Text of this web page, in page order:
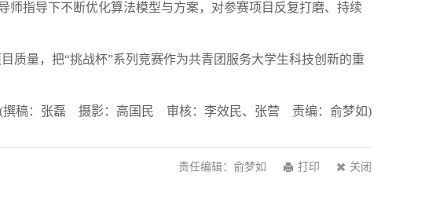
指导下不断优化算法模型与方案，对参赛项目反复打磨、持续
质量，把“挑战杯”系列竞赛作为共青团服务大学生科技创新的重
(撰稿：张磊 摄影：高国民 审核：李效民、张营 责编：俞梦如)
关闭
打印
责任编辑：俞梦如